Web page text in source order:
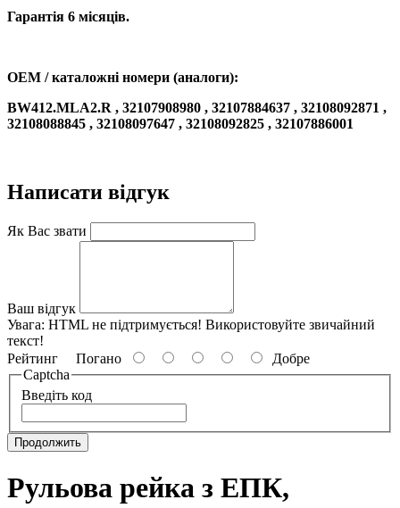
Гарантія 6 місяців.
OEM / каталожні номери (аналоги):
BW412.MLA2.R , 32107908980 , 32107884637 , 32108092871 ,
32108088845 , 32108097647 , 32108092825 , 32107886001
Написати відгук
Як Вас звати
Ваш відгук
Увага: HTML не підтримується! Використовуйте звичайний
текст!
Рейтинг Погано
Добре
Captcha
Введіть код
Продолжить
Рульова рейка з ЕПК,